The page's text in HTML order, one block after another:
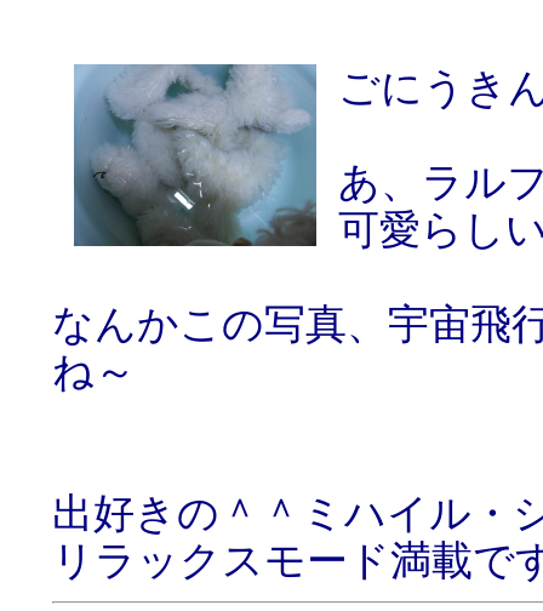
ごにうき
あ、ラル
可愛らし
なんかこの写真、宇宙飛
ね～
出好きの＾＾ミハイル・
リラックスモード満載で